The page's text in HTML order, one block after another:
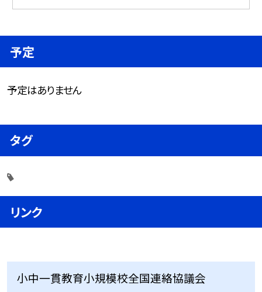
予定
予定はありません
タグ
リンク
小中一貫教育小規模校全国連絡協議会